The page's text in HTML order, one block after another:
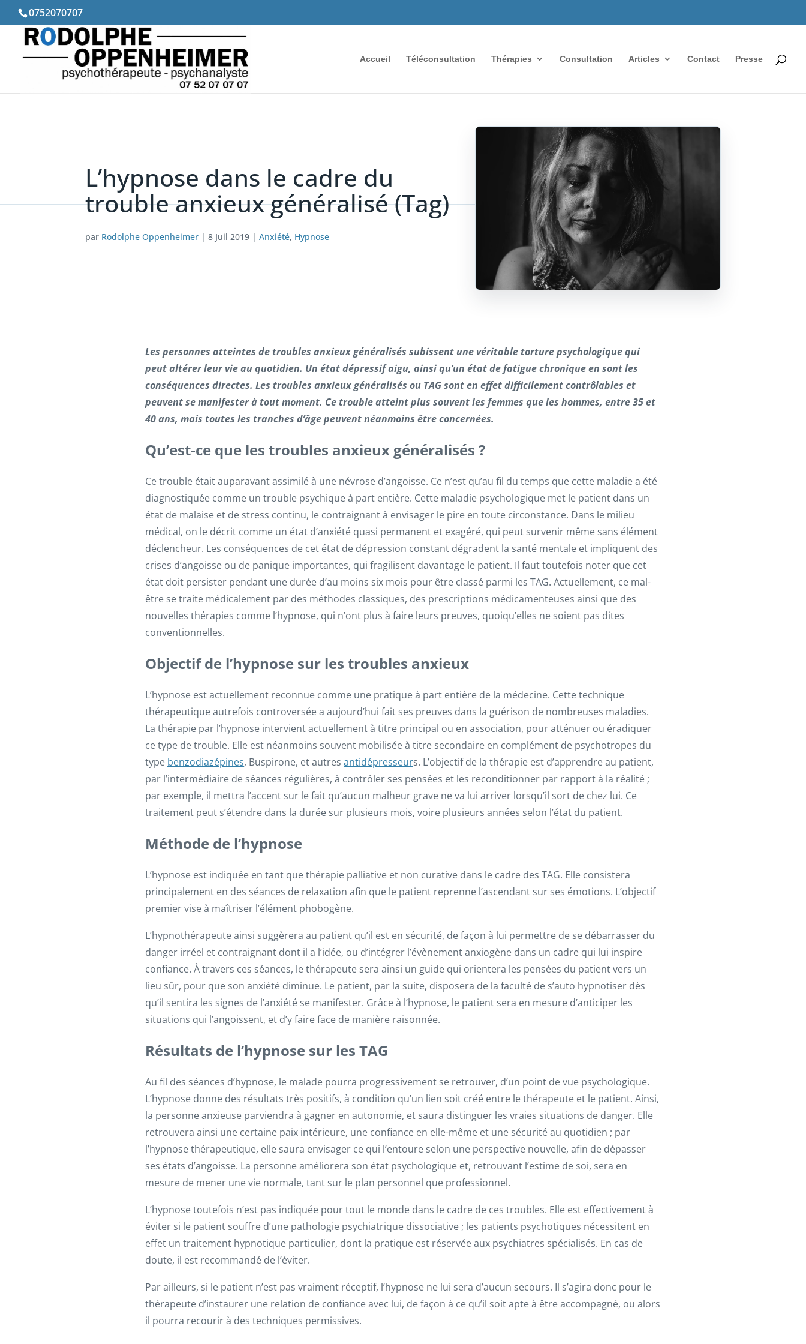
0752070707
Accueil Téléconsultation Thérapies Consultation Articles Contact Presse
L’hypnose dans le cadre du
trouble anxieux généralisé (Tag)
par Rodolphe Oppenheimer | 8 Juil 2019 | Anxiété, Hypnose
Les personnes atteintes de troubles anxieux généralisés subissent une véritable torture psychologique qui
peut altérer leur vie au quotidien. Un état dépressif aigu, ainsi qu’un état de fatigue chronique en sont les
conséquences directes. Les troubles anxieux généralisés ou TAG sont en effet difficilement contrôlables et
peuvent se manifester à tout moment. Ce trouble atteint plus souvent les femmes que les hommes, entre 35 et
40 ans, mais toutes les tranches d’âge peuvent néanmoins être concernées.
Qu’est-ce que les troubles anxieux généralisés ?
Ce trouble était auparavant assimilé à une névrose d’angoisse. Ce n’est qu’au fil du temps que cette maladie a été
diagnostiquée comme un trouble psychique à part entière. Cette maladie psychologique met le patient dans un
état de malaise et de stress continu, le contraignant à envisager le pire en toute circonstance. Dans le milieu
médical, on le décrit comme un état d’anxiété quasi permanent et exagéré, qui peut survenir même sans élément
déclencheur. Les conséquences de cet état de dépression constant dégradent la santé mentale et impliquent des
crises d’angoisse ou de panique importantes, qui fragilisent davantage le patient. Il faut toutefois noter que cet
état doit persister pendant une durée d’au moins six mois pour être classé parmi les TAG. Actuellement, ce mal-
être se traite médicalement par des méthodes classiques, des prescriptions médicamenteuses ainsi que des
nouvelles thérapies comme l’hypnose, qui n’ont plus à faire leurs preuves, quoiqu’elles ne soient pas dites
conventionnelles.
Objectif de l’hypnose sur les troubles anxieux
L’hypnose est actuellement reconnue comme une pratique à part entière de la médecine. Cette technique
thérapeutique autrefois controversée a aujourd’hui fait ses preuves dans la guérison de nombreuses maladies.
La thérapie par l’hypnose intervient actuellement à titre principal ou en association, pour atténuer ou éradiquer
ce type de trouble. Elle est néanmoins souvent mobilisée à titre secondaire en complément de psychotropes du
type benzodiazépines, Buspirone, et autres antidépresseurs. L’objectif de la thérapie est d’apprendre au patient,
par l’intermédiaire de séances régulières, à contrôler ses pensées et les reconditionner par rapport à la réalité ;
par exemple, il mettra l’accent sur le fait qu’aucun malheur grave ne va lui arriver lorsqu’il sort de chez lui. Ce
traitement peut s’étendre dans la durée sur plusieurs mois, voire plusieurs années selon l’état du patient.
Méthode de l’hypnose
L’hypnose est indiquée en tant que thérapie palliative et non curative dans le cadre des TAG. Elle consistera
principalement en des séances de relaxation afin que le patient reprenne l’ascendant sur ses émotions. L’objectif
premier vise à maîtriser l’élément phobogène.
L’hypnothérapeute ainsi suggèrera au patient qu’il est en sécurité, de façon à lui permettre de se débarrasser du
danger irréel et contraignant dont il a l’idée, ou d’intégrer l’évènement anxiogène dans un cadre qui lui inspire
confiance. À travers ces séances, le thérapeute sera ainsi un guide qui orientera les pensées du patient vers un
lieu sûr, pour que son anxiété diminue. Le patient, par la suite, disposera de la faculté de s’auto hypnotiser dès
qu’il sentira les signes de l’anxiété se manifester. Grâce à l’hypnose, le patient sera en mesure d’anticiper les
situations qui l’angoissent, et d’y faire face de manière raisonnée.
Résultats de l’hypnose sur les TAG
Au fil des séances d’hypnose, le malade pourra progressivement se retrouver, d’un point de vue psychologique.
L’hypnose donne des résultats très positifs, à condition qu’un lien soit créé entre le thérapeute et le patient. Ainsi,
la personne anxieuse parviendra à gagner en autonomie, et saura distinguer les vraies situations de danger. Elle
retrouvera ainsi une certaine paix intérieure, une confiance en elle-même et une sécurité au quotidien ; par
l’hypnose thérapeutique, elle saura envisager ce qui l’entoure selon une perspective nouvelle, afin de dépasser
ses états d’angoisse. La personne améliorera son état psychologique et, retrouvant l’estime de soi, sera en
mesure de mener une vie normale, tant sur le plan personnel que professionnel.
L’hypnose toutefois n’est pas indiquée pour tout le monde dans le cadre de ces troubles. Elle est effectivement à
éviter si le patient souffre d’une pathologie psychiatrique dissociative ; les patients psychotiques nécessitent en
effet un traitement hypnotique particulier, dont la pratique est réservée aux psychiatres spécialisés. En cas de
doute, il est recommandé de l’éviter.
Par ailleurs, si le patient n’est pas vraiment réceptif, l’hypnose ne lui sera d’aucun secours. Il s’agira donc pour le
thérapeute d’instaurer une relation de confiance avec lui, de façon à ce qu’il soit apte à être accompagné, ou alors
il pourra recourir à des techniques permissives.